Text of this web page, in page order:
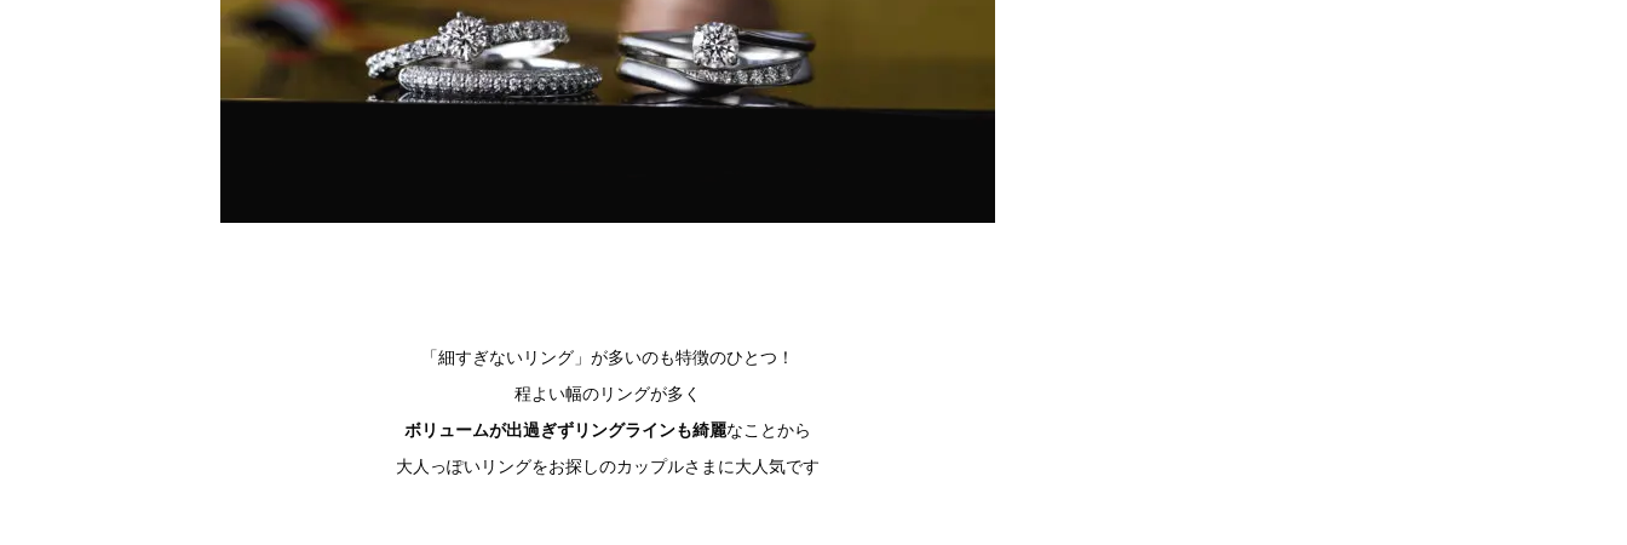
「細すぎないリング」が多いのも特徴のひとつ！
程よい幅のリングが多く
ボリュームが出過ぎずリングラインも綺麗なことから
大人っぽいリングをお探しのカップルさまに大人気です